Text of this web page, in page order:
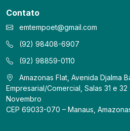
Contato
emtempoet@gmail.com
(92) 98408-6907
(92) 98859-0110
Amazonas Flat, Avenida Djalma
Empresarial/Comercial, Salas 31 e
Novembro
CEP 69033-070 – Manaus,